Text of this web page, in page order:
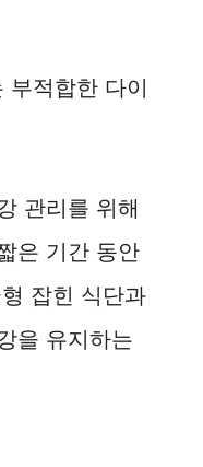
부적합한 다이
관리를 위해
은 기간 동안
잡힌 식단과
을 유지하는